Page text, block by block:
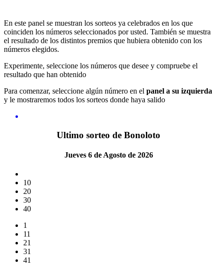
En este panel se muestran los sorteos ya celebrados en los que
coinciden los números seleccionados por usted. También se muestra
el resultado de los distintos premios que hubiera obtenido con los
números elegidos.
Experimente, seleccione los números que desee y compruebe el
resultado que han obtenido
Para comenzar, seleccione algún número en el panel a su izquierda
y le mostraremos todos los sorteos donde haya salido
Ultimo sorteo de Bonoloto
Jueves 6 de Agosto de 2026
10
20
30
40
1
11
21
31
41